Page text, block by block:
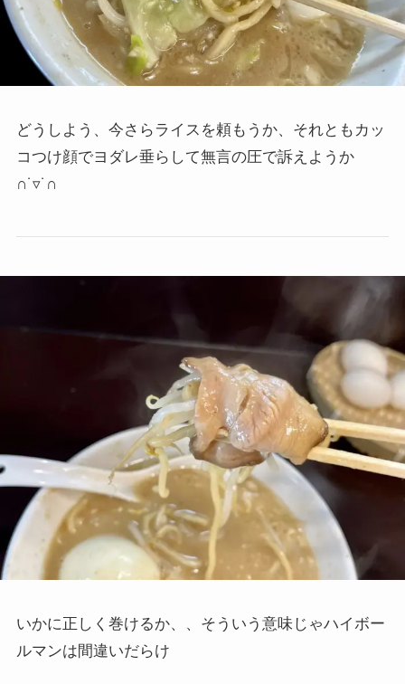
どうしよう、今さらライスを頼もうか、それともカッ
コつけ顔でヨダレ垂らして無言の圧で訴えようか
∩˙▿˙∩
いかに正しく巻けるか、、そういう意味じゃハイボー
ルマンは間違いだらけ